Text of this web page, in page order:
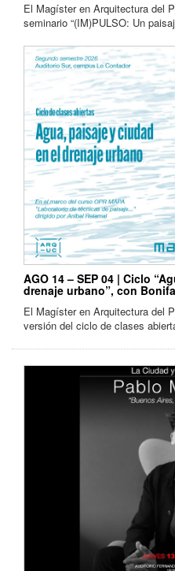
El Magíster en Arquitectura del
seminario “(IM)PULSO: Un
AGO 14 – SEP 04 | Ciclo
drenaje urbano”, con
El Magíster en Arquitectura del
versión del ciclo de clases